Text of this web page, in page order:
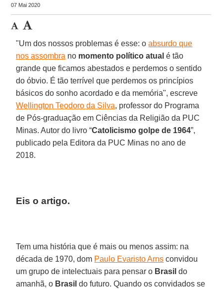
07 Mai 2020
"Um dos nossos problemas é esse: oabsurdo que
nos assombra no momento político atual é tão
grande que ficamos abestados e perdemos o sentido
do óbvio. É tão terrível que perdemos os princípios
básicos do sonho acordado e da memória", escreve
Wellington Teodoro da Silva, professor do Programa
de Pós-graduação em Ciências da Religião da PUC
Minas. Autor do livro “Catolicismo golpe de 1964”,
publicado pela Editora da PUC Minas no ano de
2018.
Eis o artigo.
Tem uma história que é mais ou menos assim: na
década de 1970, dom Paulo Evaristo Arns convidou
um grupo de intelectuais para pensar o Brasil do
amanhã, o Brasil do futuro. Quando os convidados se